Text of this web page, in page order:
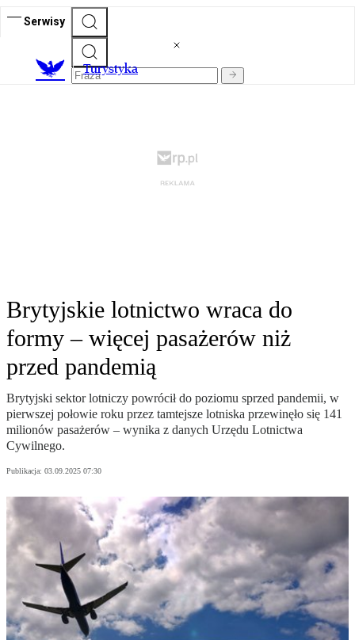
Serwisy
Turystyka
Brytyjskie lotnictwo wraca do
formy – więcej pasażerów niż
przed pandemią
Brytyjski sektor lotniczy powrócił do poziomu sprzed pandemii, w
pierwszej połowie roku przez tamtejsze lotniska przewinęło się 141
milionów pasażerów – wynika z danych Urzędu Lotnictwa
Cywilnego.
Publikacja: 03.09.2025 07:30